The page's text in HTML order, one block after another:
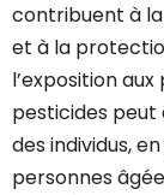
contribuent à
et à la
l’exposition
pesticides peut
des individus,
personnes